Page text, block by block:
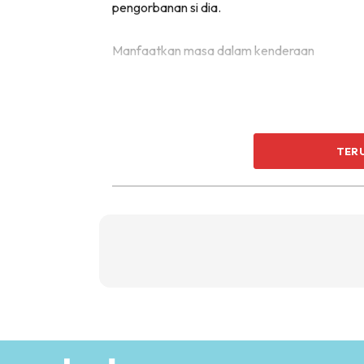
pengorbanan si dia.
Manfaatkan masa dalam kenderaan
membangkitkan bahagia. Kebanyakkan